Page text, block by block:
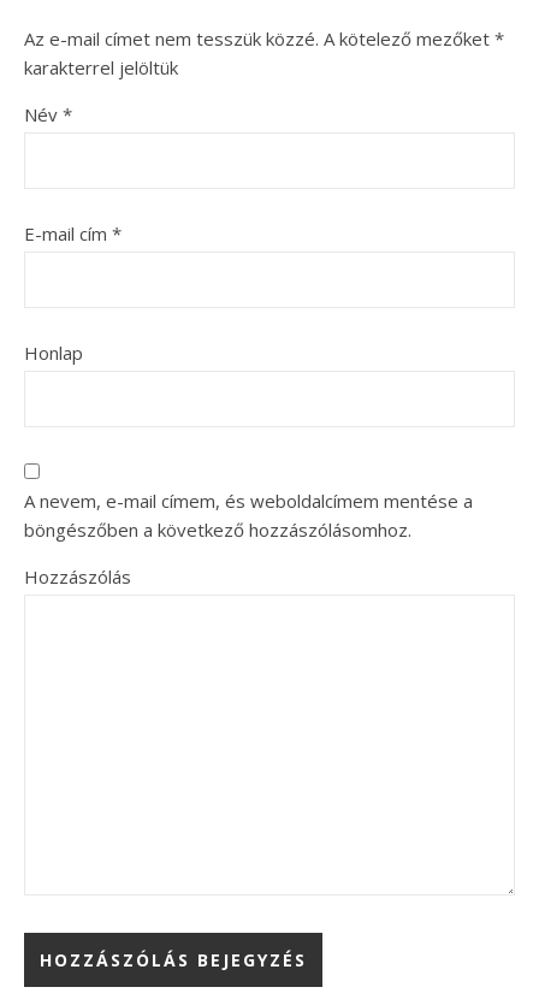
Az e-mail címet nem tesszük közzé. A kötelező mezőket *
karakterrel jelöltük
Név *
E-mail cím *
Honlap
A nevem, e-mail címem, és weboldalcímem mentése a
böngészőben a következő hozzászólásomhoz.
Hozzászólás